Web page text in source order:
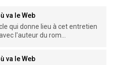
va le Web
qui donne lieu à cet entretien
l'auteur du rom...
va le Web